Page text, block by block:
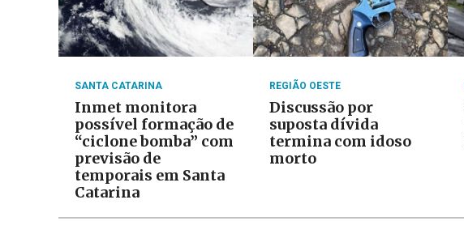
SANTA CATARINA
Inmet monitora
possível formação de
“ciclone bomba” com
previsão de
temporais em Santa
Catarina
REGIÃO OESTE
Discussão por
suposta dívida
termina com idoso
morto